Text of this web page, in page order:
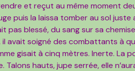
et reçut au même moment
puis la laissa tomber au sol juste
pas blessé, du sang sur sa
il avait soigné des combattants à
gisait à cinq mètres. Inerte. La
Talons hauts, jupe serrée, elle